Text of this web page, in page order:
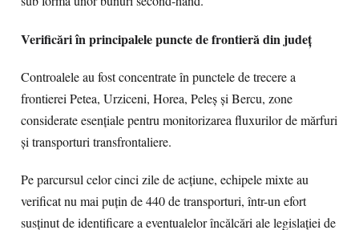
Verificări în principalele puncte de frontieră din județ
Controalele au fost concentrate în punctele de trecere a
frontierei Petea, Urziceni, Horea, Peleș și Bercu, zone
considerate esențiale pentru monitorizarea fluxurilor de mărfuri
și transporturi transfrontaliere.
Pe parcursul celor cinci zile de acțiune, echipele mixte au
verificat nu mai puțin de 440 de transporturi, într-un efort
susținut de identificare a eventualelor încălcări ale legislației de